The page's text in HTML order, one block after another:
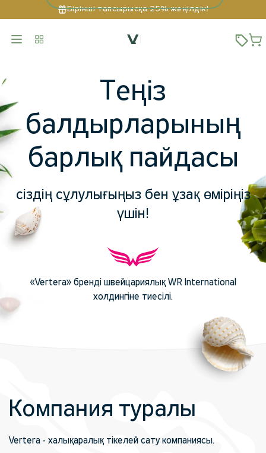
Бірінші тапсырысқа 25% жеңілдік!
Теңіз
балдырларының
барлық пайдасы
сіздің сұлулығыңыз бен ұзақ өміріңіз
үшін!
«Vertera» бренді швейцариялық WR International
холдингіне тиесілі.
Компания туралы
Vertera - халықаралық тікелей сату компаниясы.